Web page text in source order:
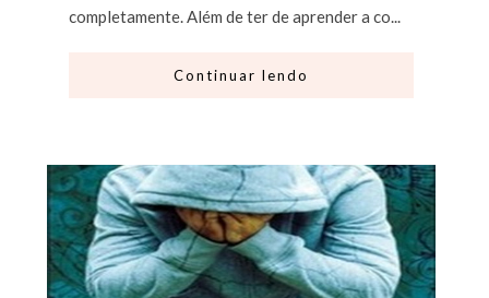
completamente. Além de ter de aprender a co...
Continuar lendo